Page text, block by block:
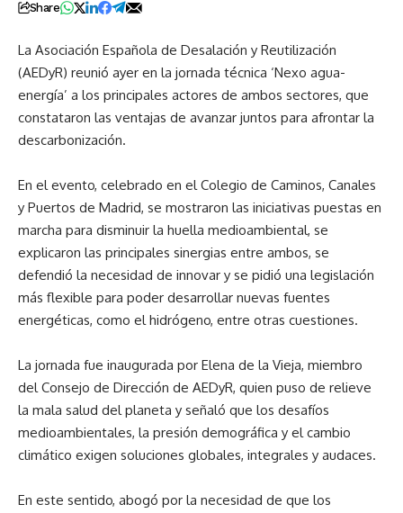
Share
La Asociación Española de Desalación y Reutilización
(AEDyR) reunió ayer en la jornada técnica ‘Nexo agua-
energía’ a los principales actores de ambos sectores, que
constataron las ventajas de avanzar juntos para afrontar la
descarbonización.
En el evento, celebrado en el Colegio de Caminos, Canales
y Puertos de Madrid, se mostraron las iniciativas puestas en
marcha para disminuir la huella medioambiental, se
explicaron las principales sinergias entre ambos, se
defendió la necesidad de innovar y se pidió una legislación
más flexible para poder desarrollar nuevas fuentes
energéticas, como el hidrógeno, entre otras cuestiones.
La jornada fue inaugurada por Elena de la Vieja, miembro
del Consejo de Dirección de AEDyR, quien puso de relieve
la mala salud del planeta y señaló que los desafíos
medioambientales, la presión demográfica y el cambio
climático exigen soluciones globales, integrales y audaces.
En este sentido, abogó por la necesidad de que los